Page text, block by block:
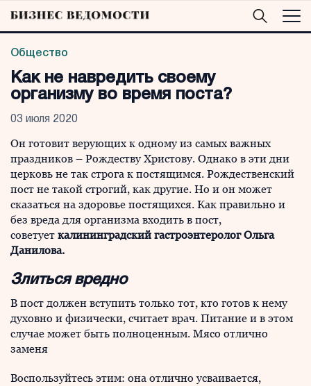
Общество
Как не навредить своему
организму во время поста?
03 июля 2020
Он готовит верующих к одному из самых важных
праздников – Рождеству Христову. Однако в эти дни
церковь не так строга к постящимся. Рождественский
пост не такой строгий, как другие. Но и он может
сказаться на здоровье постящихся. Как правильно и
без вреда для организма входить в пост,
советует калининградский гастроэнтеролог Ольга
Данилова.
Злиться вредно
В пост должен вступить только тот, кто готов к нему
духовно и физически, считает врач. Питание и в этом
случае может быть полноценным. Мясо отлично
заменя
Воспользуйтесь этим: она отлично усваивается,